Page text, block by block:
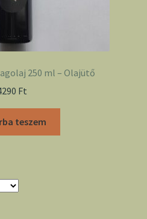
250 ml – Olajütő
Ft
teszem